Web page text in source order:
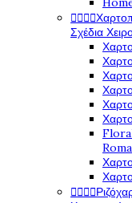

Σχέδια
